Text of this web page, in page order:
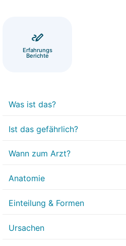
Erfahrungs
Berichte
Was ist das?
Ist das gefährlich?
Wann zum Arzt?
Anatomie
Einteilung & Formen
Ursachen